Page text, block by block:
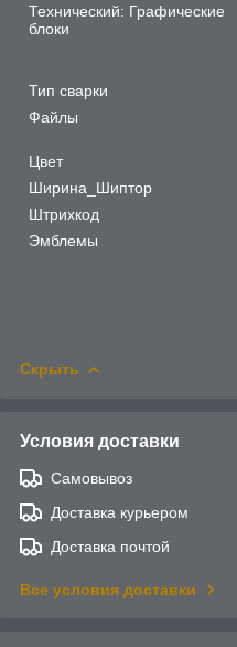
Технический: Графические
блоки
Тип сварки
Файлы
Цвет
Ширина_Шиптор
Штрихкод
Эмблемы
Скрыть
Условия доставки
Самовывоз
Доставка курьером
Доставка почтой
Все условия доставки